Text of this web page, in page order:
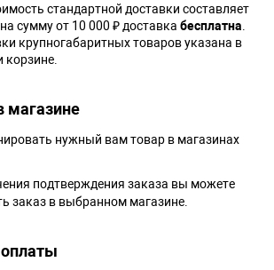
стандартной доставки составляет
сумму от 10 000 ₽ доставка бесплатна
крупногабаритных товаров указана в
корзине.
магазине
нужный вам товар в магазинах
подтверждения заказа вы можете
заказ в выбранном магазине.